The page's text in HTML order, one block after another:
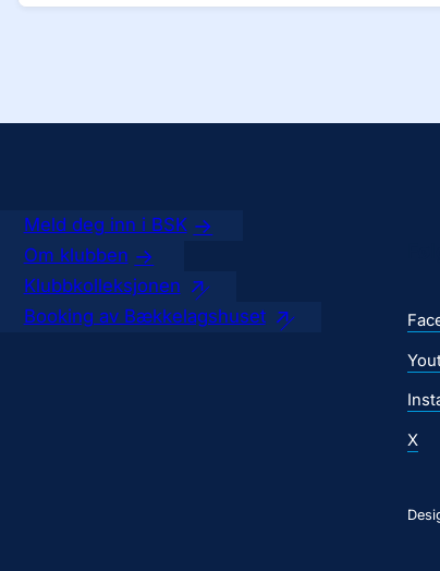
Meld deg inn i BSK
Om klubben
Klubbkolleksjonen
Booking av Bækkelagshuset
X